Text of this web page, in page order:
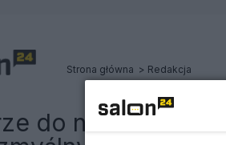
Strona główna Redakcja
do notki:Akcja